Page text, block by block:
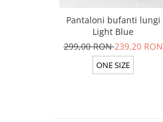
Pantaloni bufanti lungi
Light Blue
299,00 RON239,20 RON
ONE SIZE